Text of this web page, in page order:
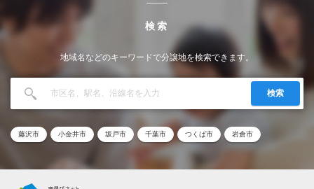
検索
地域名などのキーワードで分譲地を検索できます。
検索
藤沢市 小金井市 坂戸市 千葉市 つくば市 岩倉市